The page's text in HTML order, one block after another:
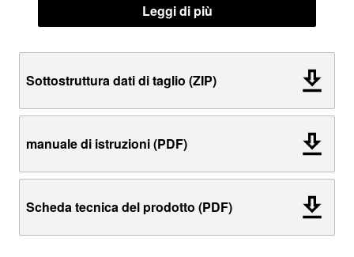
Leggi di più
Sottostruttura dati di taglio (ZIP)
manuale di istruzioni (PDF)
Scheda tecnica del prodotto (PDF)